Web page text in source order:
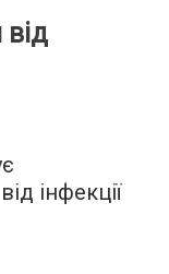
інфекції